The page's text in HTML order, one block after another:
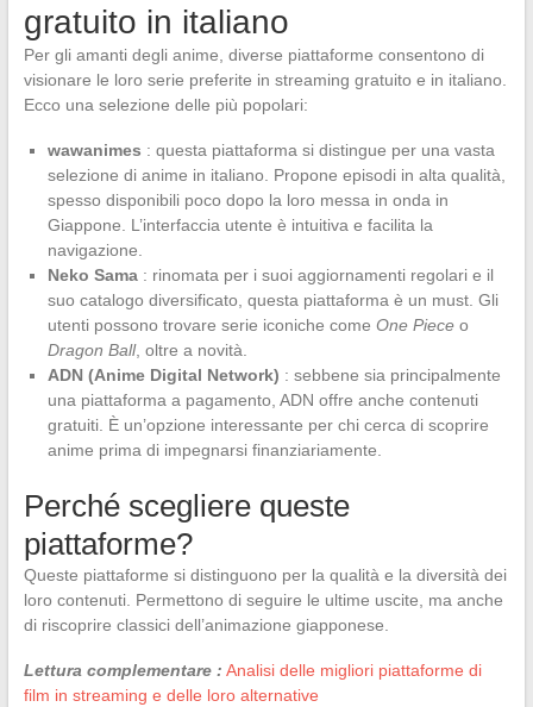
gratuito in italiano
Per gli amanti degli anime, diverse piattaforme consentono di
visionare le loro serie preferite in streaming gratuito e in italiano.
Ecco una selezione delle più popolari:
wawanimes : questa piattaforma si distingue per una vasta
selezione di anime in italiano. Propone episodi in alta qualità,
spesso disponibili poco dopo la loro messa in onda in
Giappone. L’interfaccia utente è intuitiva e facilita la
navigazione.
Neko Sama: rinomata per i suoi aggiornamenti regolari e il
suo catalogo diversificato, questa piattaforma è un must. Gli
utenti possono trovare serie iconiche come One Pieceo
Dragon Ball, oltre a novità.
ADN (Anime Digital Network) : sebbene sia principalmente
una piattaforma a pagamento, ADN offre anche contenuti
gratuiti. È un’opzione interessante per chi cerca di scoprire
anime prima di impegnarsi finanziariamente.
Perché scegliere queste
piattaforme?
Queste piattaforme si distinguono per la qualità e la diversità dei
loro contenuti. Permettono di seguire le ultime uscite, ma anche
di riscoprire classici dell’animazione giapponese.
Lettura complementare : Analisi delle migliori piattaforme di
film in streaming e delle loro alternative